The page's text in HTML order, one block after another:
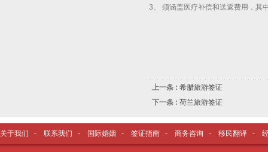
3、 须涵盖医疗补偿和送返费用，其
上一条 : 希腊旅游签证
下一条 : 荷兰旅游签证
关于我们 - 联系我们 - 国际婚姻 - 签证指南 - 商务咨询 - 移民翻译 -